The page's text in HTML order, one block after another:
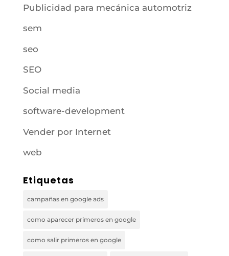
Publicidad para mecánica automotriz
sem
seo
SEO
Social media
software-development
Vender por Internet
web
Etiquetas
campañas en google ads
como aparecer primeros en google
como salir primeros en google